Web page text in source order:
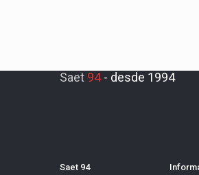
Saet 94- desde 1994
Saet 94